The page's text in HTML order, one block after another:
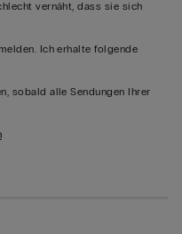
vernäht, dass sie sich
Ich erhalte folgende
sobald alle Sendungen Ihrer